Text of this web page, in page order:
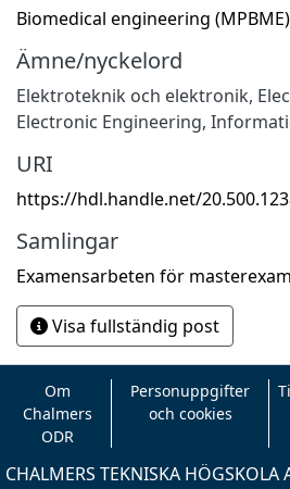
Biomedical engineering
Ämne/nyckelord
Elektroteknik och elektronik,
Electronic Engineering,
URI
https://hdl.handle.net/
Samlingar
Examensarbeten för
Visa fullständig post
Om
Chalmers
ODR
Personuppgifter
och cookies
CHALMERS TEKNISKA HÖGSKOLA